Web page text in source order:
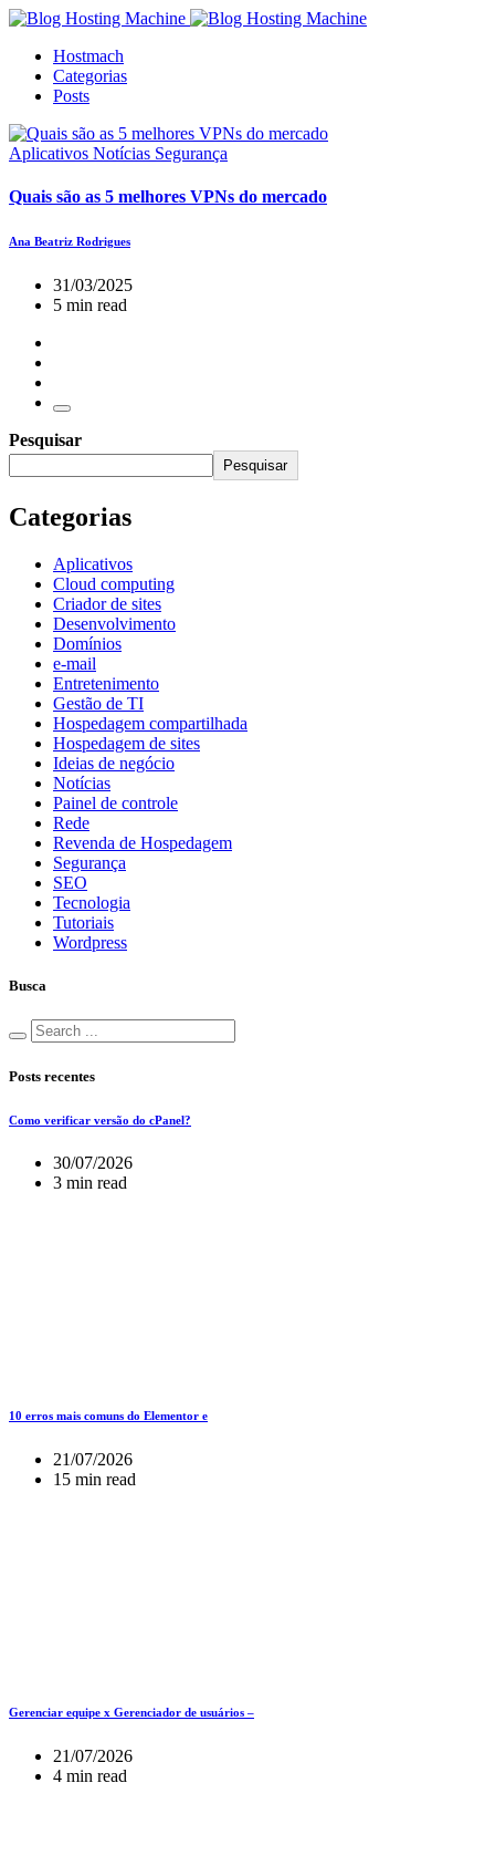
Hostmach
Categorias
Posts
Aplicativos Notícias Segurança
Quais são as 5 melhores VPNs do mercado
Ana Beatriz Rodrigues
31/03/2025
5 min read
Pesquisar
Pesquisar
Categorias
Aplicativos
Cloud computing
Criador de sites
Desenvolvimento
Domínios
e-mail
Entretenimento
Gestão de TI
Hospedagem compartilhada
Hospedagem de sites
Ideias de negócio
Notícias
Painel de controle
Rede
Revenda de Hospedagem
Segurança
SEO
Tecnologia
Tutoriais
Wordpress
Busca
Posts recentes
Como verificar versão do cPanel?
30/07/2026
3 min read
10 erros mais comuns do Elementor e
21/07/2026
15 min read
Gerenciar equipe x Gerenciador de usuários –
21/07/2026
4 min read